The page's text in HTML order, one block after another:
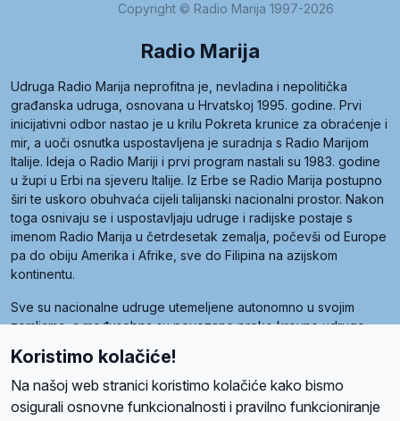
Copyright © Radio Marija 1997-2026
Radio Marija
Udruga Radio Marija neprofitna je, nevladina i nepolitička
građanska udruga, osnovana u Hrvatskoj 1995. godine. Prvi
inicijativni odbor nastao je u krilu Pokreta krunice za obraćenje i
mir, a uoči osnutka uspostavljena je suradnja s Radio Marijom
Italije. Ideja o Radio Mariji i prvi program nastali su 1983. godine
u župi u Erbi na sjeveru Italije. Iz Erbe se Radio Marija postupno
širi te uskoro obuhvaća cijeli talijanski nacionalni prostor. Nakon
toga osnivaju se i uspostavljaju udruge i radijske postaje s
imenom Radio Marija u četrdesetak zemalja, počevši od Europe
pa do obiju Amerika i Afrike, sve do Filipina na azijskom
kontinentu.
Sve su nacionalne udruge utemeljene autonomno u svojim
zemljama, a međusobna su povezane preko krovne udruge
Radio Maria). Svjetsku obitelj utemeljilo je sedam članica, među
kojima je i hrvatska Udruga Radio Marija.
Koristimo kolačiće!
Na našoj web stranici koristimo kolačiće kako bismo
osigurali osnovne funkcionalnosti i pravilno funkcioniranje